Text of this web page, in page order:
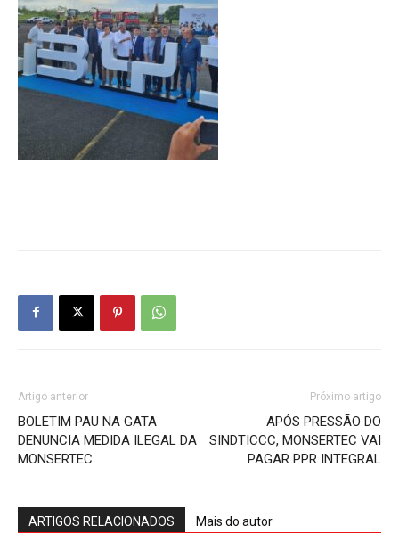
Artigo anterior
BOLETIM PAU NA GATA
DENUNCIA MEDIDA ILEGAL DA
MONSERTEC
Próximo artigo
APÓS PRESSÃO DO
SINDTICCC, MONSERTEC VAI
PAGAR PPR INTEGRAL
ARTIGOS RELACIONADOS Mais do autor